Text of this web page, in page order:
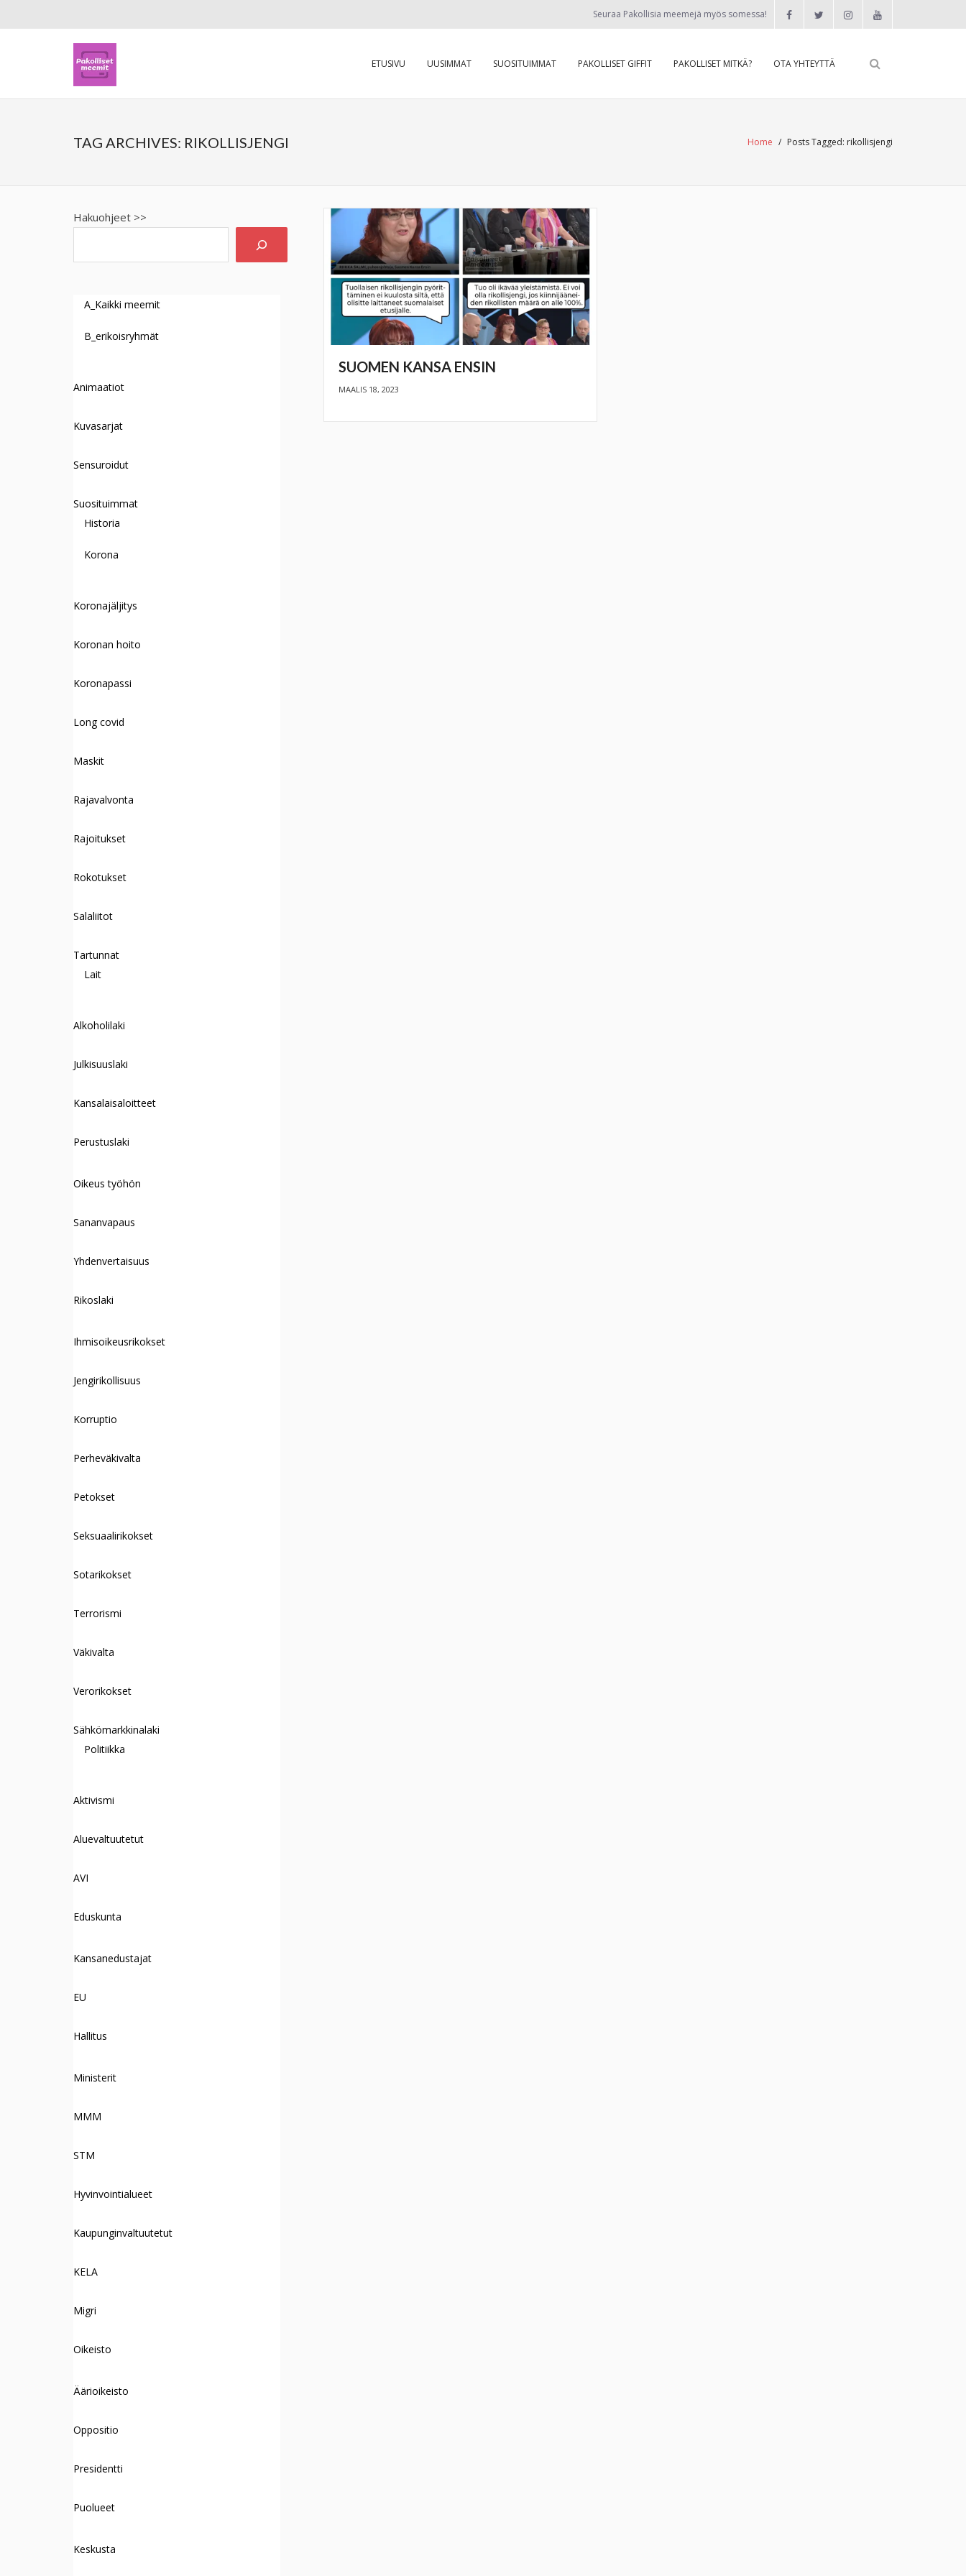
Seuraa Pakollisia meemejä myös somessa!
ETUSIVU UUSIMMAT SUOSITUIMMAT PAKOLLISET GIFFIT PAKOLLISET MITKÄ? OTA YHTEYTTÄ
TAG ARCHIVES: RIKOLLISJENGI Home / Posts Tagged: rikollisjengi
SUOMEN KANSA ENSIN
MAALIS 18, 2023
Hakuohjeet >>
A_Kaikki meemit
B_erikoisryhmät
Animaatiot
Kuvasarjat
Sensuroidut
Suosituimmat
Historia
Korona
Koronajäljitys
Koronan hoito
Koronapassi
Long covid
Maskit
Rajavalvonta
Rajoitukset
Rokotukset
Salaliitot
Tartunnat
Lait
Alkoholilaki
Julkisuuslaki
Kansalaisaloitteet
Perustuslaki
Oikeus työhön
Sananvapaus
Yhdenvertaisuus
Rikoslaki
Ihmisoikeusrikokset
Jengirikollisuus
Korruptio
Perheväkivalta
Petokset
Seksuaalirikokset
Sotarikokset
Terrorismi
Väkivalta
Verorikokset
Sähkömarkkinalaki
Politiikka
Aktivismi
Aluevaltuutetut
AVI
Eduskunta
Kansanedustajat
EU
Hallitus
Ministerit
MMM
STM
Hyvinvointialueet
Kaupunginvaltuutetut
KELA
Migri
Oikeisto
Äärioikeisto
Oppositio
Presidentti
Puolueet
Keskusta